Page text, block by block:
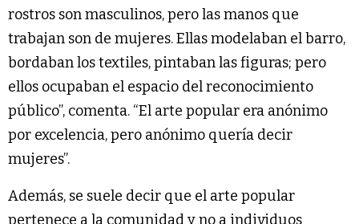
rostros son masculinos, pero las manos que
trabajan son de mujeres. Ellas modelaban el barro,
bordaban los textiles, pintaban las figuras; pero
ellos ocupaban el espacio del reconocimiento
público”, comenta. “El arte popular era anónimo
por excelencia, pero anónimo quería decir
mujeres”.
Además, se suele decir que el arte popular
pertenece a la comunidad y no a individuos